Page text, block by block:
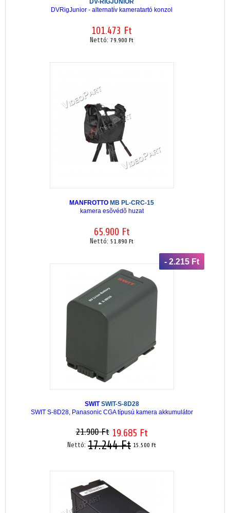
DVRigJunior - alternatív kameratartó konzol
101.473 Ft
Nettó: 79.900 Ft
MANFROTTO MB PL-CRC-15
kamera esõvédõ huzat
65.900 Ft
Nettó: 51.890 Ft
- 2.215 Ft
SWITSWIT-S-8D28
SWIT S-8D28, Panasonic CGA típusú kamera akkumulátor
21.900 Ft 19.685 Ft
Nettó: 17.244 Ft 15.500 Ft